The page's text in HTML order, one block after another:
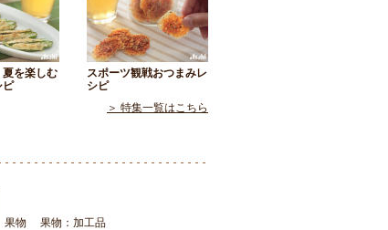
を楽しむ
ピ
スポーツ観戦おつまみレ
シピ
＞ 特集一覧はこちら
果物 果物：加工品